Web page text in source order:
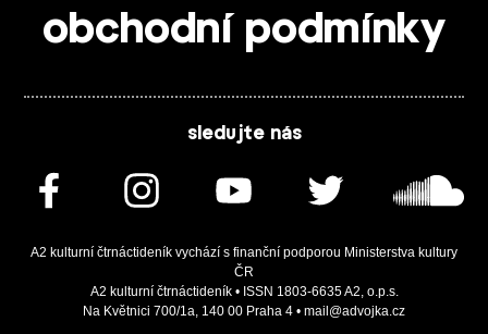
obchodní podmínky
sledujte nás
A2 kulturní čtrnáctideník vychází s finanční podporou Ministerstva kultury
ČR
A2 kulturní čtrnáctideník • ISSN 1803-6635 A2, o.p.s.
Na Květnici 700/1a, 140 00 Praha 4 • mail@advojka.cz